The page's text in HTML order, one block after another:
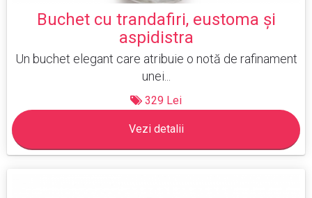
Buchet cu trandafiri, eustoma şi
aspidistra
Un buchet elegant care atribuie o notă de rafinament
unei...
329 Lei
Vezi detalii